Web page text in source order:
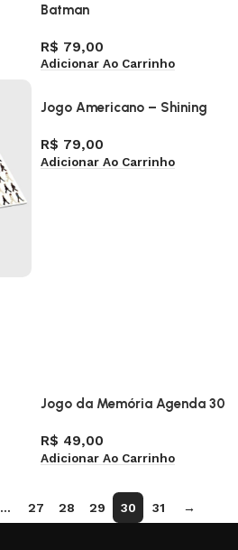
Batman
R$ 79,00
Adicionar Ao Carrinho
Jogo Americano – Shining
R$ 79,00
Adicionar Ao Carrinho
Jogo da Memória Agenda 30
R$ 49,00
Adicionar Ao Carrinho
… 27 28 29 30 31 →